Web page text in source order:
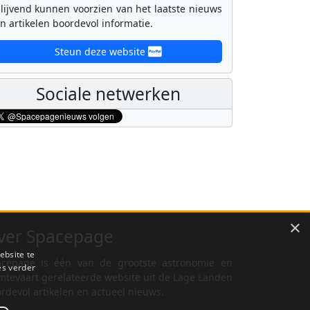
kunnen voorzien van het laatste nieuws
artikelen boordevol informatie.
Steun deze website
Sociale netwerken
is één van de grootste astronomie en
×
te
verder